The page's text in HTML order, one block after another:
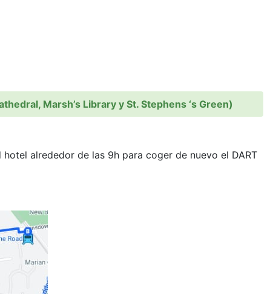
Marsh’s Library y St. Stephens ‘s Green)
alrededor de las 9h para coger de nuevo el DART